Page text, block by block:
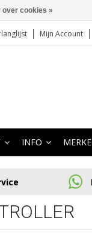
Mijn Account
INFO
over cookies »